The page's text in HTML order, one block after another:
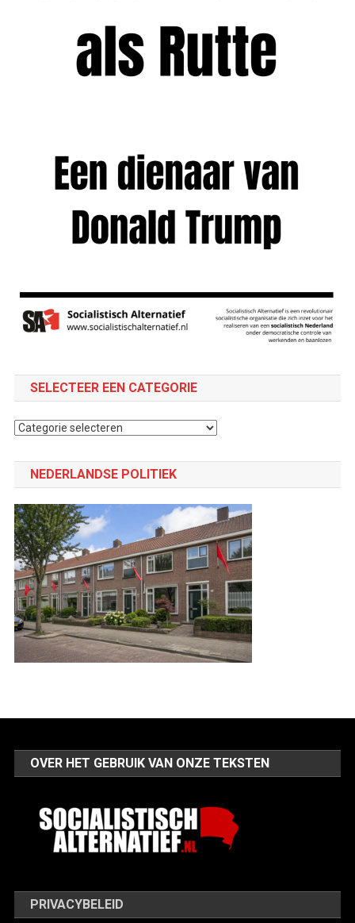
SELECTEER EEN CATEGORIE
Selecteer
categorie
NEDERLANDSE POLITIEK
OVER HET GEBRUIK VAN ONZE TEKSTEN
PRIVACYBELEID